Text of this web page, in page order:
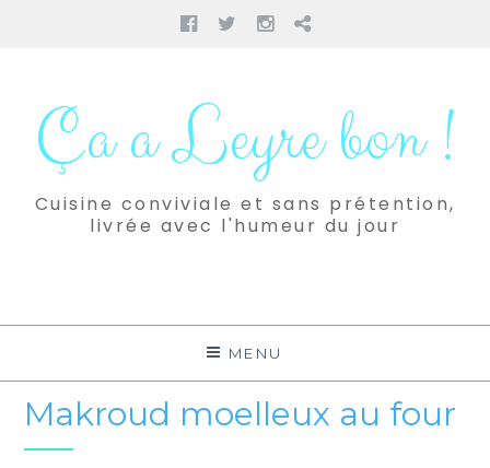
Facebook
TwitterInstagram
Pinterest
contenuÇa a Leyre bon !
Cuisine conviviale et sans prétention,
livrée avec l'humeur du jour
MENU
Makroud moelleux au four